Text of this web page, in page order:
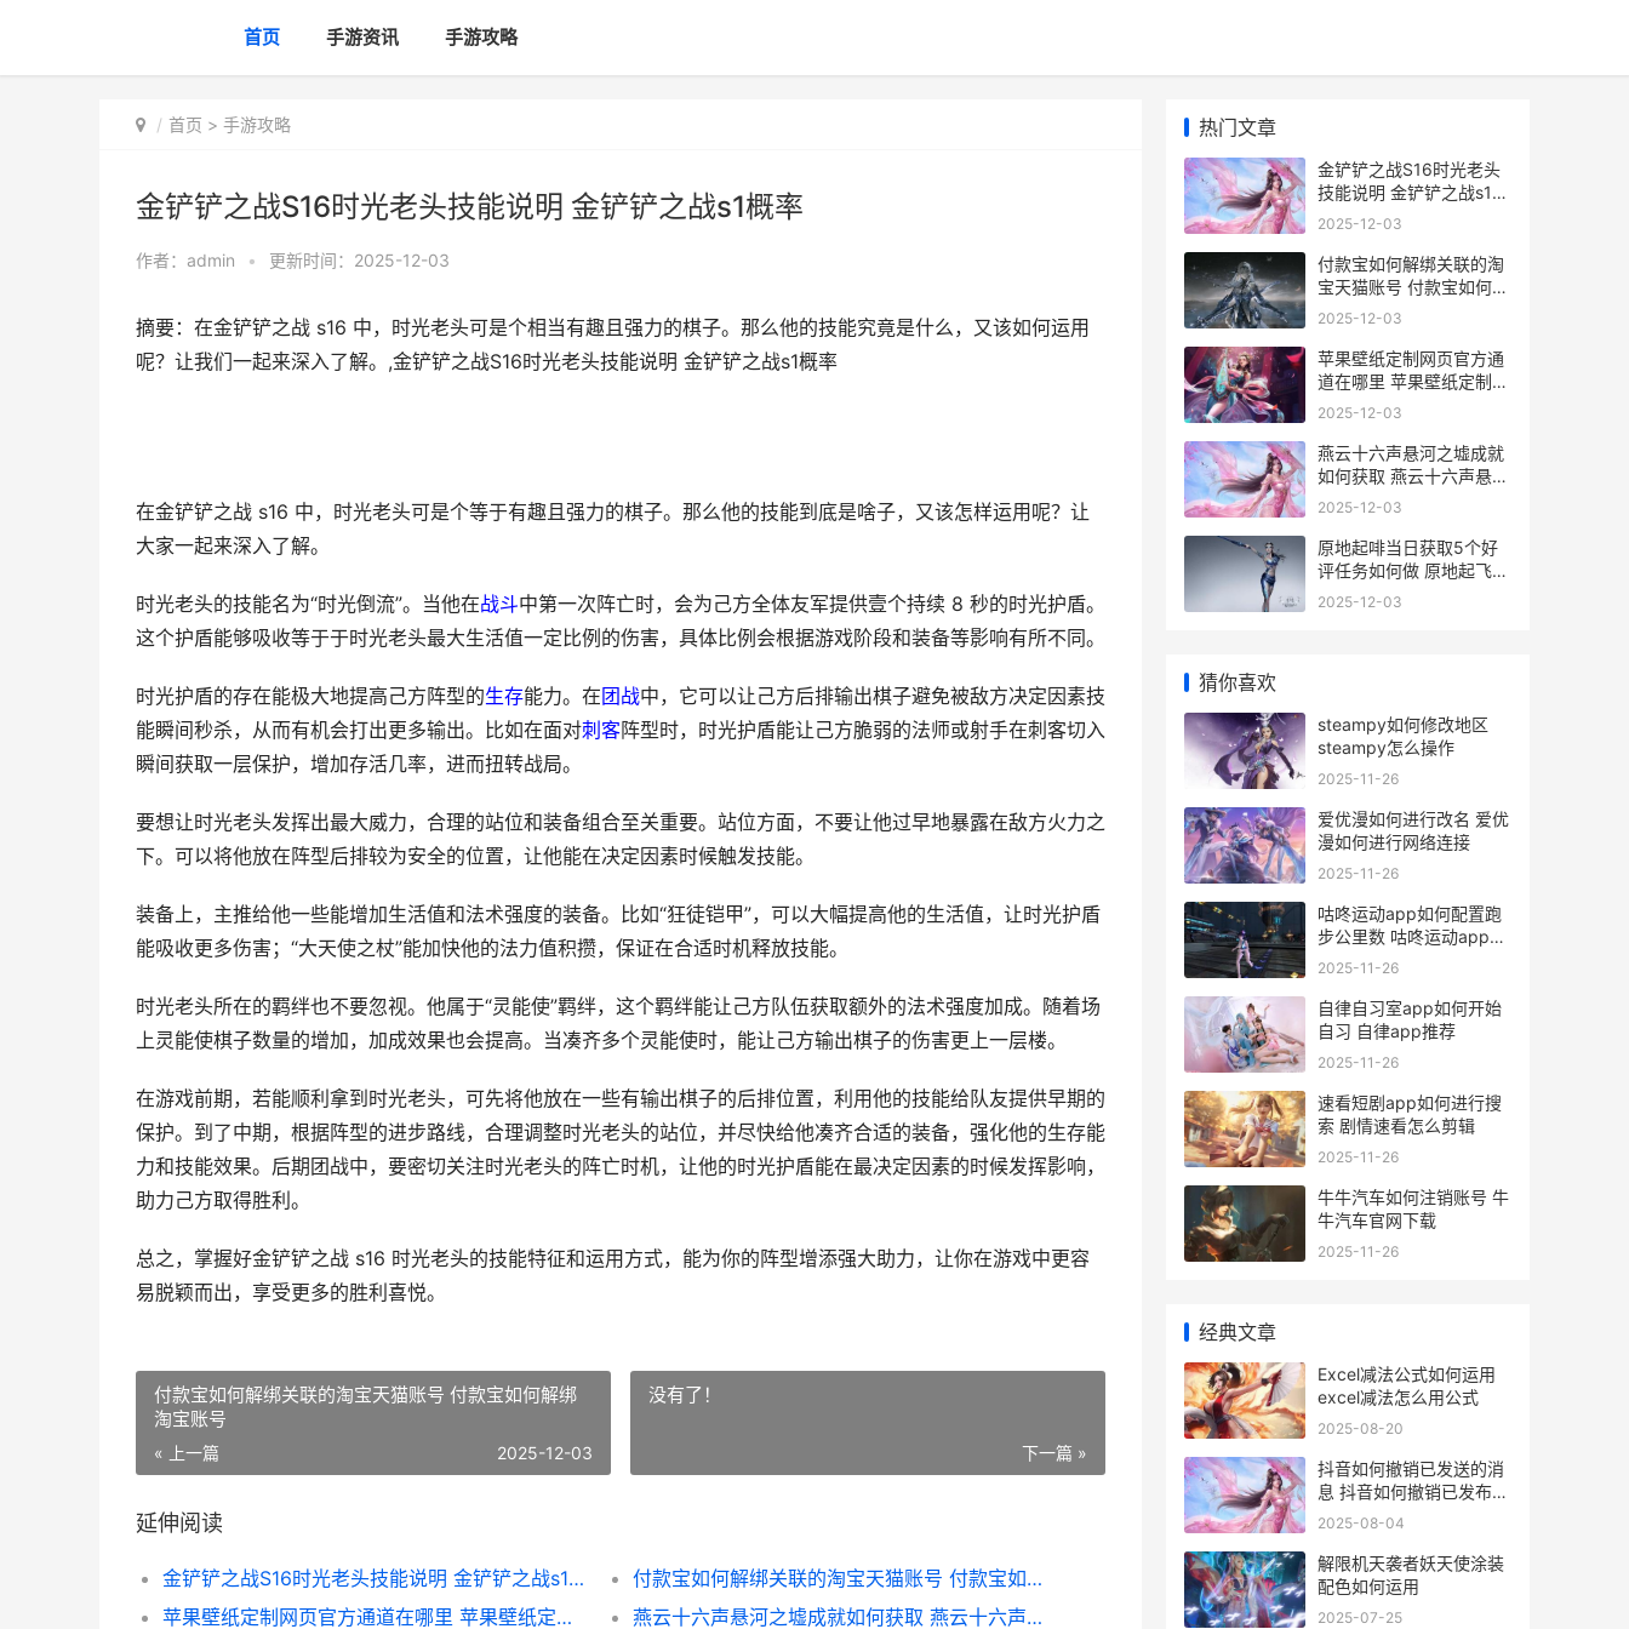
首页 手游资讯 手游攻略
首页 > 手游攻略
金铲铲之战S16时光老头技能说明 金铲铲之战s1概率
作者： admin • 更新时间：2025-12-03
摘要：在金铲铲之战 s16 中，时光老头可是个相当有趣且强力的棋子。那么他的技能究竟是什么，又该如何运用
呢？让我们一起来深入了解。,金铲铲之战S16时光老头技能说明 金铲铲之战s1概率
在金铲铲之战 s16 中，时光老头可是个等于有趣且强力的棋子。那么他的技能到底是啥子，又该怎样运用呢？让
大家一起来深入了解。
时光老头的技能名为“时光倒流”。当他在战斗中第一次阵亡时，会为己方全体友军提供壹个持续 8 秒的时光护盾。
这个护盾能够吸收等于于时光老头最大生活值一定比例的伤害，具体比例会根据游戏阶段和装备等影响有所不同。
时光护盾的存在能极大地提高己方阵型的生存能力。在团战中，它可以让己方后排输出棋子避免被敌方决定因素技
能瞬间秒杀，从而有机会打出更多输出。比如在面对刺客阵型时，时光护盾能让己方脆弱的法师或射手在刺客切入
瞬间获取一层保护，增加存活几率，进而扭转战局。
要想让时光老头发挥出最大威力，合理的站位和装备组合至关重要。站位方面，不要让他过早地暴露在敌方火力之
下。可以将他放在阵型后排较为安全的位置，让他能在决定因素时候触发技能。
装备上，主推给他一些能增加生活值和法术强度的装备。比如“狂徒铠甲”，可以大幅提高他的生活值，让时光护盾
能吸收更多伤害；“大天使之杖”能加快他的法力值积攒，保证在合适时机释放技能。
时光老头所在的羁绊也不要忽视。他属于“灵能使”羁绊，这个羁绊能让己方队伍获取额外的法术强度加成。随着场
上灵能使棋子数量的增加，加成效果也会提高。当凑齐多个灵能使时，能让己方输出棋子的伤害更上一层楼。
在游戏前期，若能顺利拿到时光老头，可先将他放在一些有输出棋子的后排位置，利用他的技能给队友提供早期的
保护。到了中期，根据阵型的进步路线，合理调整时光老头的站位，并尽快给他凑齐合适的装备，强化他的生存能
力和技能效果。后期团战中，要密切关注时光老头的阵亡时机，让他的时光护盾能在最决定因素的时候发挥影响，
助力己方取得胜利。
总之，掌握好金铲铲之战 s16 时光老头的技能特征和运用方式，能为你的阵型增添强大助力，让你在游戏中更容
易脱颖而出，享受更多的胜利喜悦。
付款宝如何解绑关联的淘宝天猫账号 付款宝如何解绑
淘宝账号
« 上一篇 2025-12-03
没有了！
下一篇 »
延伸阅读
金铲铲之战S16时光老头技能说明 金铲铲之战s1概率
付款宝如何解绑关联的淘宝天猫账号 付款宝如何解绑淘宝账号
苹果壁纸定制网页官方通道在哪里 苹果壁纸定制网站
燕云十六声悬河之墟成就如何获取 燕云十六声悬河之墟怎么过
热门文章
金铲铲之战S16时光老头
技能说明 金铲铲之战s1概
率
2025-12-03
付款宝如何解绑关联的淘
宝天猫账号 付款宝如何解
绑淘宝账号
2025-12-03
苹果壁纸定制网页官方通
道在哪里 苹果壁纸定制网
站
2025-12-03
燕云十六声悬河之墟成就
如何获取 燕云十六声悬河
之墟怎么过
2025-12-03
原地起啡当日获取5个好
评任务如何做 原地起飞网
络词什么意思
2025-12-03
猜你喜欢
steampy如何修改地区
steampy怎么操作
2025-11-26
爱优漫如何进行改名 爱优
漫如何进行网络连接
2025-11-26
咕咚运动app如何配置跑
步公里数 咕咚运动app如
何连华为手表
2025-11-26
自律自习室app如何开始
自习 自律app推荐
2025-11-26
速看短剧app如何进行搜
索 剧情速看怎么剪辑
2025-11-26
牛牛汽车如何注销账号 牛
牛汽车官网下载
2025-11-26
经典文章
Excel减法公式如何运用
excel减法怎么用公式
2025-08-20
抖音如何撤销已发送的消
息 抖音如何撤销已发布的
作品
2025-08-04
解限机天袭者妖天使涂装
配色如何运用
2025-07-25